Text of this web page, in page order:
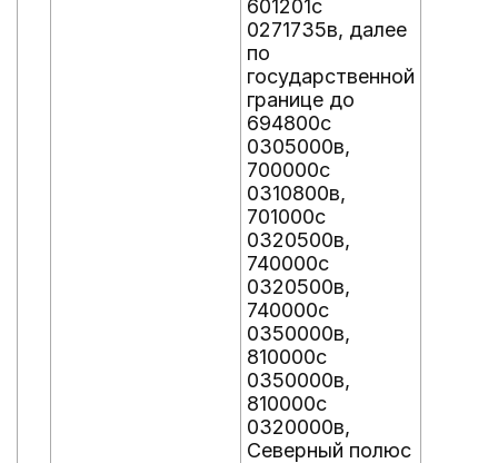
601201с
0271735в, далее
по
государственной
границе до
694800с
0305000в,
700000с
0310800в,
701000с
0320500в,
740000с
0320500в,
740000с
0350000в,
810000с
0350000в,
810000с
0320000в,
Северный полюс